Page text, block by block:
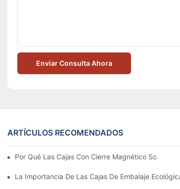
Enviar Consulta Ahora
ARTÍCULOS RECOMENDADOS
Por Qué Las Cajas Con Cierre Magnético Son La
La Importancia De Las Cajas De Embalaje